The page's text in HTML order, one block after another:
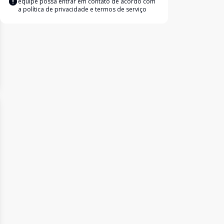
a política de privacidade e termos de serviço